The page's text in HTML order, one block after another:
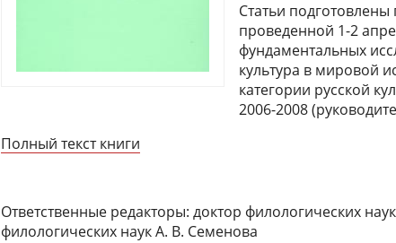
Статьи
проведенной 1-2
фундаментальных
культура в мировой
категории русской
2006-2008
Полный текст книги
Ответственные редакторы: доктор филологических
филологических наук А. В. Семенова